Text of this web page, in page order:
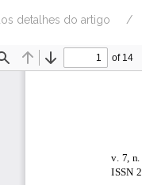
detalhes do artigo